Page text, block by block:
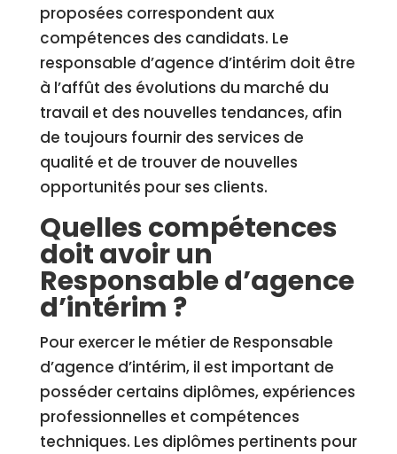
proposées correspondent aux
compétences des candidats. Le
responsable d’agence d’intérim doit être
à l’affût des évolutions du marché du
travail et des nouvelles tendances, afin
de toujours fournir des services de
qualité et de trouver de nouvelles
opportunités pour ses clients.
Quelles compétences
doit avoir un
Responsable d’agence
d’intérim ?
Pour exercer le métier de Responsable
d’agence d’intérim, il est important de
posséder certains diplômes, expériences
professionnelles et compétences
techniques. Les diplômes pertinents pour